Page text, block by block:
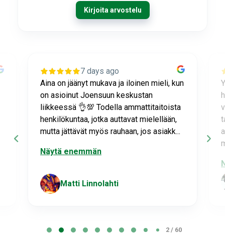
Kirjoita arvostelu
7 days ago
Ystävällistä ja erittäin ammattitaitoista
henkilökuntaa, joka neuvoo ja osaa
vastata hankaliinkin kysymyksiin aina
tarvittaessa. Jos myyjä ei jotain
aivoitustani ymmärrä, hän ottaa asiasta
Joensuu
3 / 60